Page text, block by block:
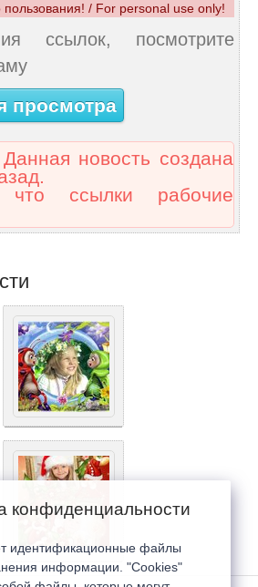
пользования! / For personal use only!
ссылок, посмотрите
просмотра
Данная новость создана
что ссылки рабочие
конфиденциальности
идентификационные файлы
информации. "Cookies"